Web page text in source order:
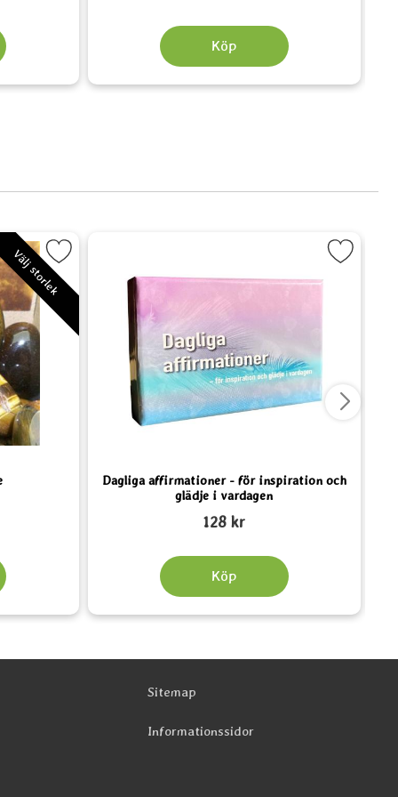
Köp
Välj storlek- Tiger Eye som favorit
Dagliga affirmationer - för inspiration och
glädje i vardagen
128 kr
Köp
Markera Dagliga affirmationer - för inspiration
Sitemap
Informationssidor